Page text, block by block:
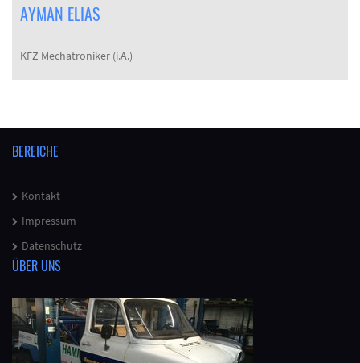
AYMAN ELIAS
KFZ Mechatroniker (i.A.)
BEREICHE
Kontakt
Impressum
Datenschutz
ÜBER UNS